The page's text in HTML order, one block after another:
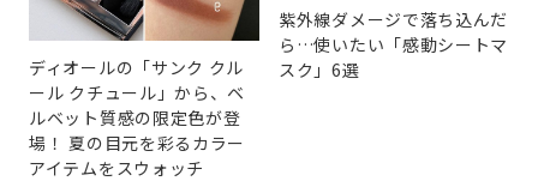
ディオールの「サンク クル
ール クチュール」から、ベ
ルベット質感の限定色が登
場！ 夏の目元を彩るカラー
アイテムをスウォッチ
紫外線ダメージで落ち込んだ
ら…使いたい「感動シートマ
スク」6選